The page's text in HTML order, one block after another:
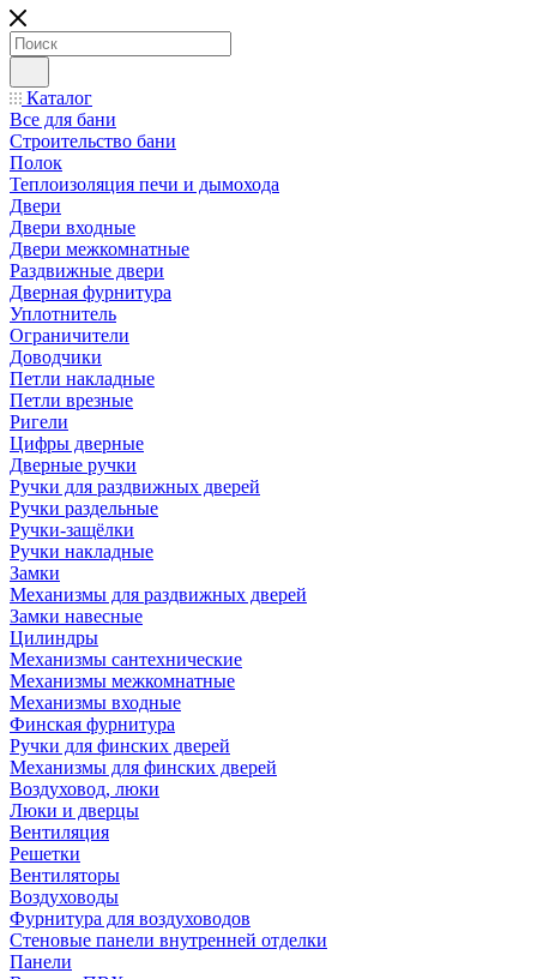
Каталог
Все для бани
Строительство бани
Полок
Теплоизоляция печи и дымохода
Двери
Двери входные
Двери межкомнатные
Раздвижные двери
Дверная фурнитура
Уплотнитель
Ограничители
Доводчики
Петли накладные
Петли врезные
Ригели
Цифры дверные
Дверные ручки
Ручки для раздвижных дверей
Ручки раздельные
Ручки-защёлки
Ручки накладные
Замки
Механизмы для раздвижных дверей
Замки навесные
Цилиндры
Механизмы сантехнические
Механизмы межкомнатные
Механизмы входные
Финская фурнитура
Ручки для финских дверей
Механизмы для финских дверей
Воздуховод, люки
Люки и дверцы
Вентиляция
Решетки
Вентиляторы
Воздуховоды
Фурнитура для воздуховодов
Стеновые панели внутренней отделки
Панели